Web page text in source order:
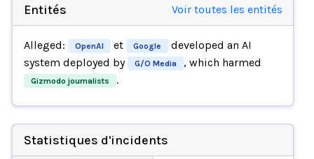
Entités Voir toutes les entités
Alleged: OpenAI et Google
developed an AI
system deployed by
G/O Media , which harmed
Gizmodo journalists .
Statistiques d'incidents